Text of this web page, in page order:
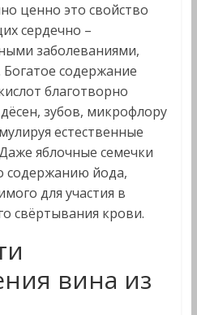
ценно это свойство
сердечно –
заболеваниями,
содержание
благотворно
зубов, микрофлору
естественные
яблочные семечки
содержанию йода,
для участия в
свёртывания крови.
вина из